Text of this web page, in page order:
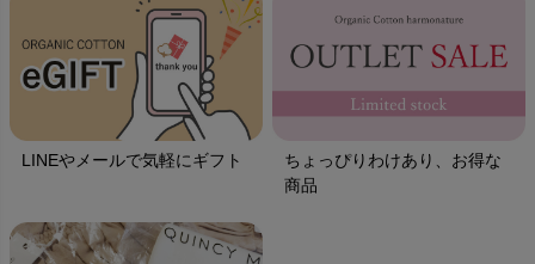
LINEやメールで気軽にギフト
ちょっぴりわけあり、お得な
商品